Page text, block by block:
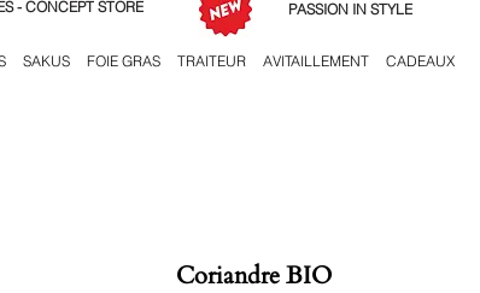
- CONCEPT STORE PASSION IN STYLE
SAKUS FOIE GRAS TRAITEUR AVITAILLEMENT CADEAUX
Coriandre BIO